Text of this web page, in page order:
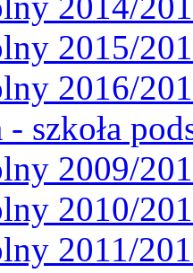
2015/
2016/
szkoła
2009/
2010/
2011/